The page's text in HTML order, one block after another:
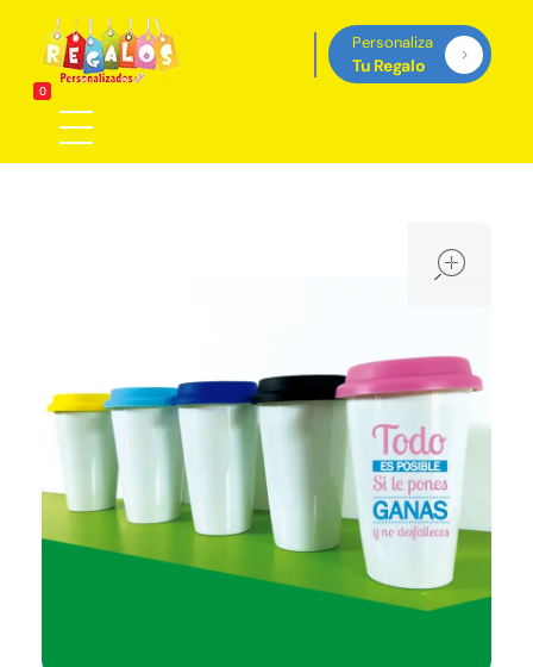
Tienda de regalos personalizados en Panama, perfectos para cada ocasión.
Personaliza
Tu Regalo
0